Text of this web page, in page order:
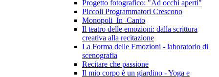
Progetto fotografico: "Ad occhi aperti"
Piccoli Programmatori Crescono
Monopoli_In_Canto
Il teatro delle emozioni: dalla scrittura
creativa alla recitazione
La Forma delle Emozioni - laboratorio di
scenografia
Recitare che passione
Il mio corpo è un giardino - Yoga e